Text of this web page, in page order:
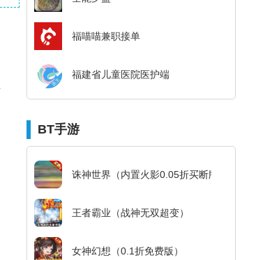
福喵喵兼职接单
福建省儿童医院医护端
BT手游
诛神世界（内置火影0.05折买断版）
王者霸业（战神无双超变）
女神幻想（0.1折免费版）